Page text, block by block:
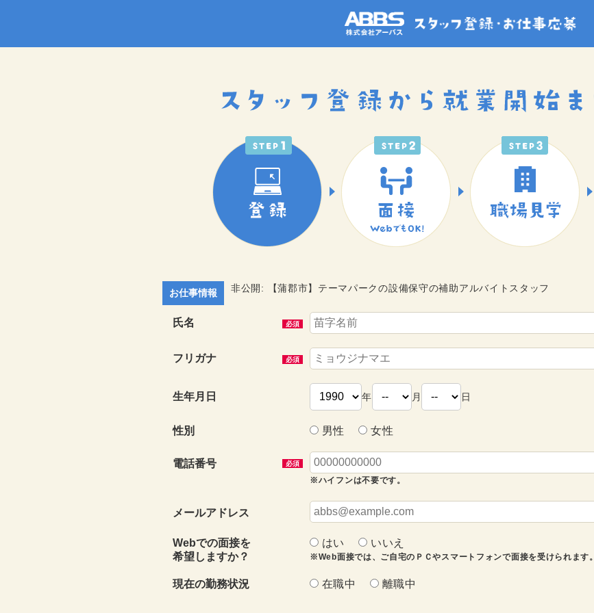
お仕事情報 非公開: 【蒲郡市】テーマパークの設備保守の補助アルバイトスタッフ
氏名 必須
フリガナ 必須
生年月日 年 月 日
性別 男性 女性
電話番号 必須
※ハイフンは不要です。
メールアドレス
Webでの面接を
希望しますか？
はい いいえ
※Web面接では、ご自宅のＰＣやスマートフォンで面接を受けられます。
現在の勤務状況 在職中 離職中